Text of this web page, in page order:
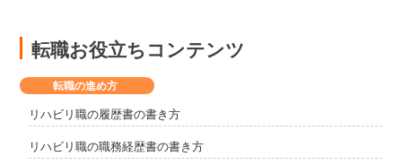
転職お役立ちコンテンツ
転職の進め方
リハビリ職の履歴書の書き方
リハビリ職の職務経歴書の書き方